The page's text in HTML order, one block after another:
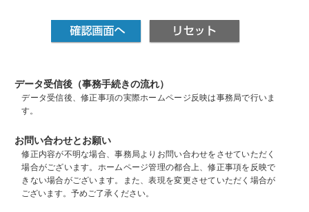
データ受信後（事務手続きの流れ）
データ受信後、修正事項の実際ホームページ反映は事務局で行いま
す。
お問い合わせとお願い
修正内容が不明な場合、事務局よりお問い合わせをさせていただく
場合がございます。ホームページ管理の都合上、修正事項を反映で
きない場合がございます。また、表現を変更させていただく場合が
ございます。予めご了承ください。